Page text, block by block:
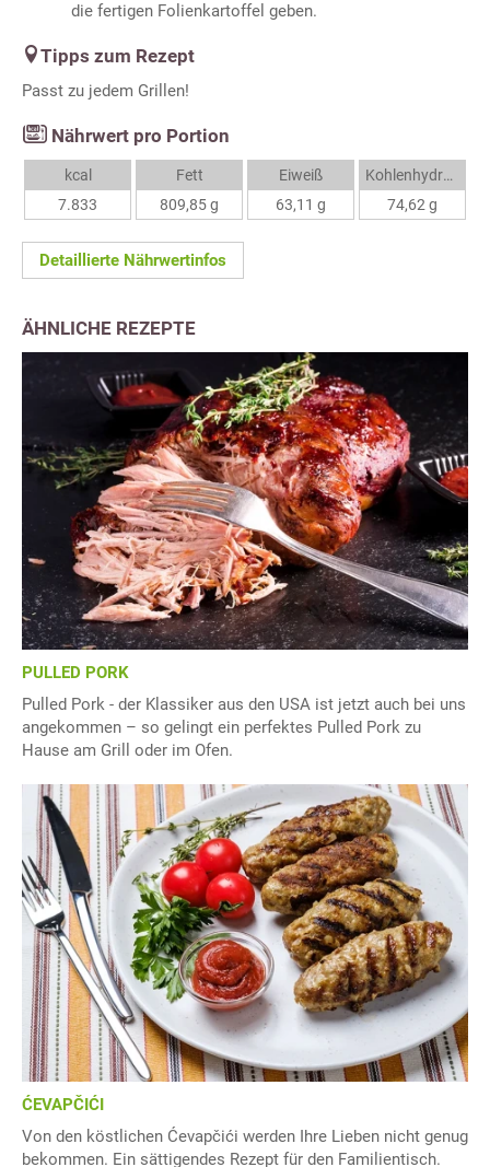
die fertigen Folienkartoffel geben.
Tipps zum Rezept
Passt zu jedem Grillen!
Nährwert pro Portion
kcal
7.833
Fett
809,85 g
Eiweiß
63,11 g
Kohlenhydrate
74,62 g
Detaillierte Nährwertinfos
ÄHNLICHE REZEPTE
PULLED PORK
Pulled Pork - der Klassiker aus den USA ist jetzt auch bei uns
angekommen – so gelingt ein perfektes Pulled Pork zu
Hause am Grill oder im Ofen.
ĆEVAPČIĆI
Von den köstlichen Ćevapčići werden Ihre Lieben nicht genug
bekommen. Ein sättigendes Rezept für den Familientisch.